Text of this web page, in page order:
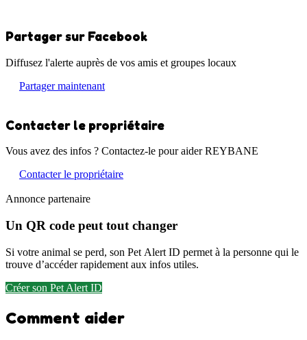
Partager sur Facebook
Diffusez l'alerte auprès de vos amis et groupes locaux
Partager maintenant
Contacter le propriétaire
Vous avez des infos ? Contactez-le pour aider REYBANE
Contacter le propriétaire
Annonce partenaire
Un QR code peut tout changer
Si votre animal se perd, son Pet Alert ID permet à la personne qui le
trouve d’accéder rapidement aux infos utiles.
Créer son Pet Alert ID
Comment aider